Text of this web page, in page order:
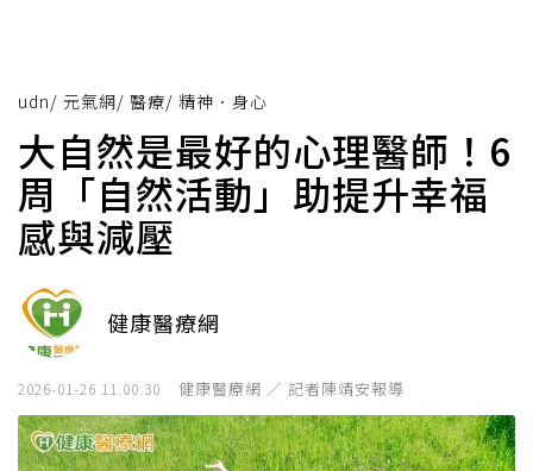
udn/ 元氣網/ 醫療/ 精神．身心
大自然是最好的心理醫師！6
周「自然活動」助提升幸福
感與減壓
健康醫療網
2026-01-26 11:00:30 健康醫療網 ／ 記者陳靖安報導